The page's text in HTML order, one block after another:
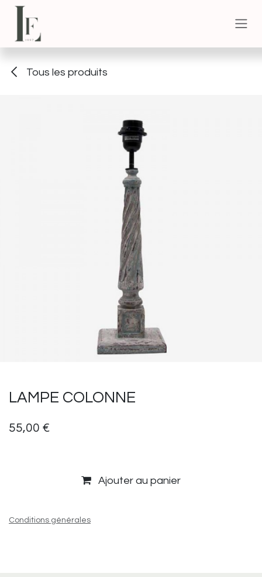
Se rendre au contenu
Tous les produits
LAMPE COLONNE
55,00 €
Ajouter au panier
Conditions générales